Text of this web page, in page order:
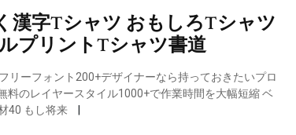
漢字Tシャツ おもしろTシャツ
プリントTシャツ書道
リーフォント200+デザイナーなら持っておきたいプロ
のレイヤースタイル1000+で作業時間を大幅短縮 ベ
40 もし将来